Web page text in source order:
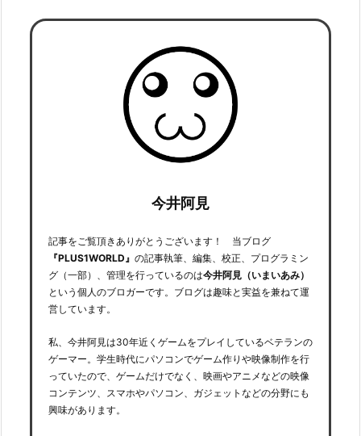
今井阿見
記事をご覧頂きありがとうございます！ 当ブログ
『PLUS1WORLD』 の記事執筆、編集、校正、プログラミン
グ（一部）、管理を行っているのは今井阿見（いまいあみ）
という個人のブロガーです。ブログは趣味と実益を兼ねて運
営しています。
私、今井阿見は30年近くゲームをプレイしているベテランの
ゲーマー。学生時代にパソコンでゲーム作りや映像制作を行
っていたので、ゲームだけでなく、映画やアニメなどの映像
コンテンツ、スマホやパソコン、ガジェットなどの分野にも
興味があります。